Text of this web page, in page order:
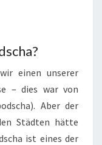
einen unserer
– dies war von
Aber der
Städten hätte
ist eines der